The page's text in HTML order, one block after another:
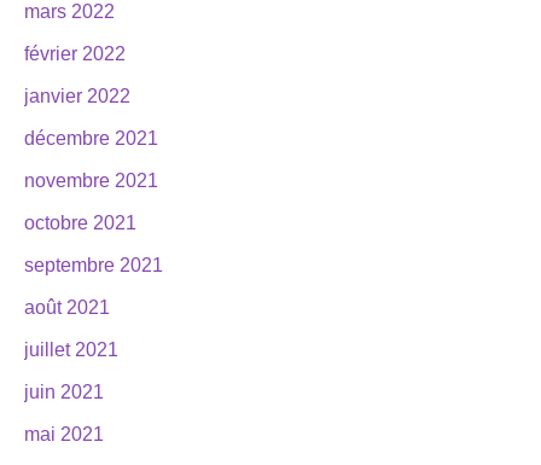
mars 2022
février 2022
janvier 2022
décembre 2021
novembre 2021
octobre 2021
septembre 2021
août 2021
juillet 2021
juin 2021
mai 2021